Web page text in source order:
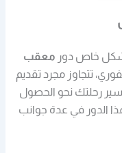
خاص دور معقب
تتجاوز مجرد تقديم
رحلتك نحو الحصول
الدور في عدة جوانب